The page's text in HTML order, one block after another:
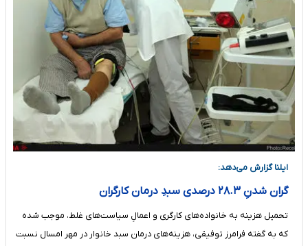
ایلنا گزارش می‌دهد:
گران شدنِ ۲۸.۳ درصدی سبدِ درمان کارگران
تحمیل هزینه به خانواده‌های کارگری و اعمالِ سیاست‌های غلط، موجب شده
که به گفته فرامرز توفیقی، هزینه‌های درمان سبد خانوار در مهر امسال نسبت